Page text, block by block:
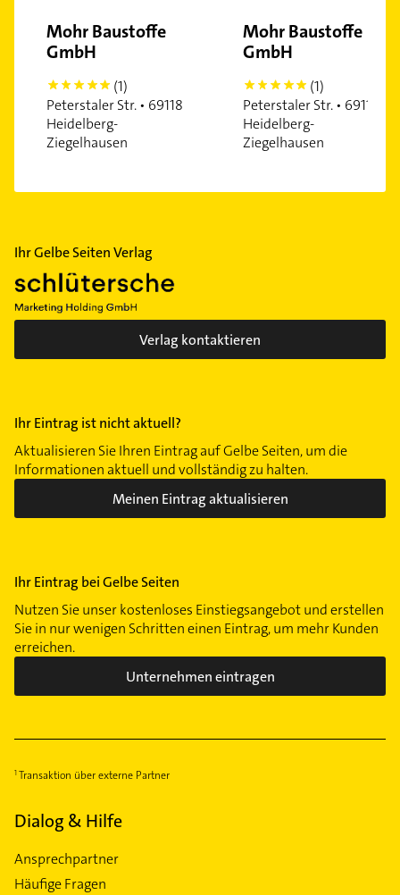
Mohr Baustoffe
GmbH
5
(1)
Peterstaler Str. • 69118
Heidelberg-
Ziegelhausen
Mohr Baustoffe
GmbH
5
(1)
Peterstaler Str. • 69118
Heidelberg-
Ziegelhausen
Ihr Gelbe Seiten Verlag
Verlag kontaktieren
Ihr Eintrag ist nicht aktuell?
Aktualisieren Sie Ihren Eintrag auf Gelbe Seiten, um die
Informationen aktuell und vollständig zu halten.
Meinen Eintrag aktualisieren
Ihr Eintrag bei Gelbe Seiten
Nutzen Sie unser kostenloses Einstiegsangebot und erstellen
Sie in nur wenigen Schritten einen Eintrag, um mehr Kunden
erreichen.
Unternehmen eintragen
Transaktion über externe Partner
Dialog & Hilfe
Ansprechpartner
Häufige Fragen